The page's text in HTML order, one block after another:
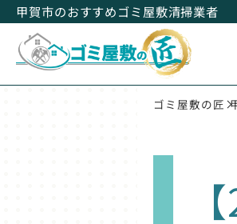
甲賀市のおすすめゴミ屋敷清掃業者
ゴミ屋敷の匠